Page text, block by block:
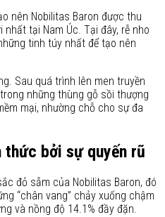
nên Nobilitas Baron được thu
tại Nam Úc. Tại đây, rễ nho
tinh túy nhất để tạo nên
Sau quá trình lên men truyền
những thùng gỗ sồi thượng
mại, nhường chỗ cho sự đa
bởi sự quyến rũ
đỏ sẫm của Nobilitas Baron, đó
“chân vang” chảy xuống chậm
và nồng độ 14.1% đầy đặn.